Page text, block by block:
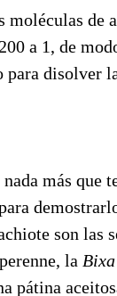
moléculas de
a 1, de
para disolver
más que
son las
la
pátina